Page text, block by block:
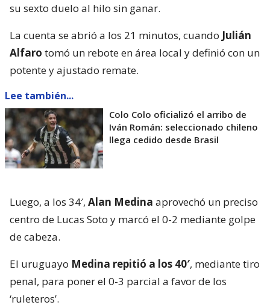
su sexto duelo al hilo sin ganar.
La cuenta se abrió a los 21 minutos, cuando Julián
Alfaro tomó un rebote en área local y definió con un
potente y ajustado remate.
Lee también...
Colo Colo oficializó el arribo de
Iván Román: seleccionado chileno
llega cedido desde Brasil
Luego, a los 34′, Alan Medina aprovechó un preciso
centro de Lucas Soto y marcó el 0-2 mediante golpe
de cabeza.
El uruguayo Medina repitió a los 40′, mediante tiro
penal, para poner el 0-3 parcial a favor de los
‘ruleteros’.